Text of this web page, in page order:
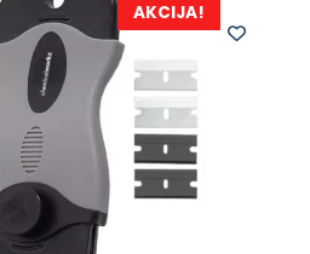
AKCIJA!